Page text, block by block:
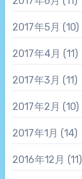
2017年5月 (10)
2017年4月 (11)
2017年3月 (11)
2017年2月 (10)
2017年1月 (14)
2016年12月 (11)